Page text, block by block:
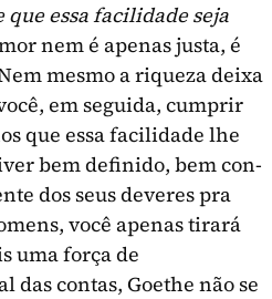
que essa facilidade seja
nem é apenas justa, é
mesmo a riqueza deixa
em seguida, cumprir
que essa facilidade lhe
bem definido, bem con­
dos seus deveres pra
você apenas tirará
uma força de
contas, Goethe não se